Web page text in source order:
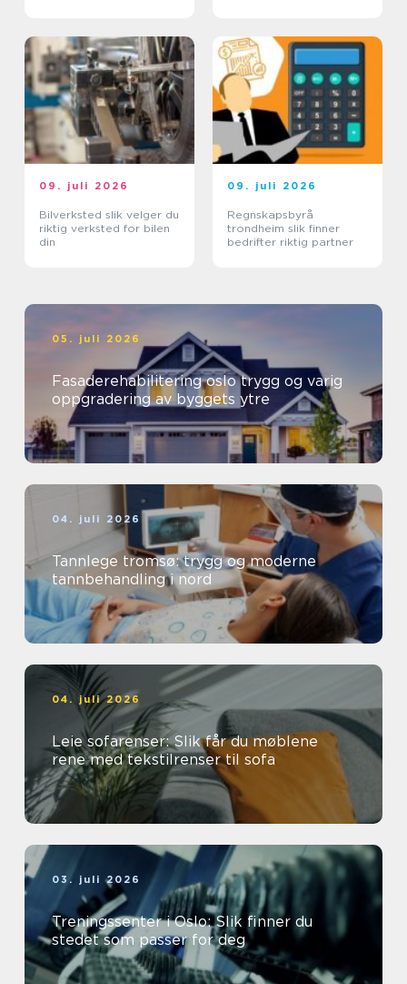
09. juli 2026
Bilverksted slik velger du
riktig verksted for bilen
din
09. juli 2026
Regnskapsbyrå
trondheim slik finner
bedrifter riktig partner
05. juli 2026
Fasaderehabilitering oslo trygg og varig
oppgradering av byggets ytre
04. juli 2026
Tannlege tromsø: trygg og moderne
tannbehandling i nord
04. juli 2026
Leie sofarenser: Slik får du møblene
rene med tekstilrenser til sofa
03. juli 2026
Treningssenter i Oslo: Slik finner du
stedet som passer for deg